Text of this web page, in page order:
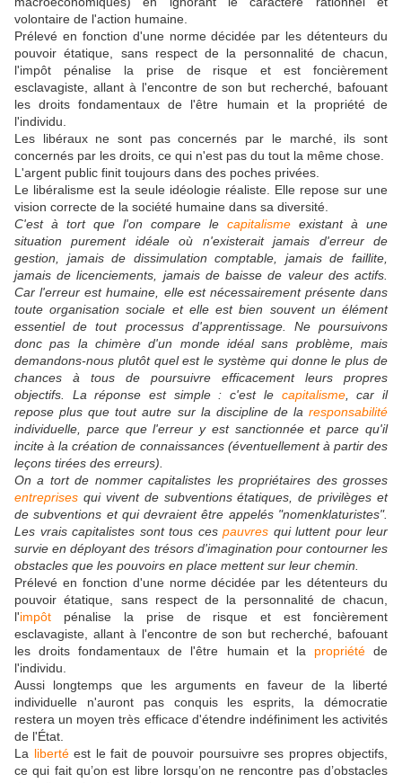
volontaire de l'action humaine.
Prélevé en fonction d'une norme décidée par les détenteurs du
pouvoir étatique, sans respect de la personnalité de chacun,
l'impôt pénalise la prise de risque et est foncièrement
esclavagiste, allant à l'encontre de son but recherché, bafouant
les droits fondamentaux de l'être humain et la propriété de
l'individu.
Les libéraux ne sont pas concernés par le marché, ils sont
concernés par les droits, ce qui n'est pas du tout la même chose.
L'argent public finit toujours dans des poches privées.
Le libéralisme est la seule idéologie réaliste. Elle repose sur une
vision correcte de la société humaine dans sa diversité.
C'est à tort que l'on compare le capitalisme existant à une
situation purement idéale où n'existerait jamais d'erreur de
gestion, jamais de dissimulation comptable, jamais de faillite,
jamais de licenciements, jamais de baisse de valeur des actifs.
Car l'erreur est humaine, elle est nécessairement présente dans
toute organisation sociale et elle est bien souvent un élément
essentiel de tout processus d'apprentissage. Ne poursuivons
donc pas la chimère d'un monde idéal sans problème, mais
demandons-nous plutôt quel est le système qui donne le plus de
chances à tous de poursuivre efficacement leurs propres
objectifs. La réponse est simple : c'est le capitalisme, car il
repose plus que tout autre ­sur la discipline de la responsabilité
individuelle, parce que l'erreur y est sanctionnée et parce qu'il
incite à la création de connaissances (éventuellement à partir des
leçons tirées des erreurs).
On a tort de nommer capitalistes les propriétaires des grosses
entreprises qui vivent de subventions étatiques, de privilèges et
de subventions et qui devraient être appelés "nomenklaturistes".
Les vrais capitalistes sont tous ces pauvres qui luttent pour leur
survie en déployant des trésors d'imagination pour contourner les
obstacles que les pouvoirs en place mettent sur leur chemin.
Prélevé en fonction d'une norme décidée par les détenteurs du
pouvoir étatique, sans respect de la personnalité de chacun,
l'impôt pénalise la prise de risque et est foncièrement
esclavagiste, allant à l'encontre de son but recherché, bafouant
les droits fondamentaux de l'être humain et la propriétéde
l'individu.
Aussi longtemps que les arguments en faveur de la liberté
individuelle n'auront pas conquis les esprits, la démocratie
restera un moyen très efficace d'étendre indéfiniment les activités
de l'État.
La libertéest le fait de pouvoir poursuivre ses propres objectifs,
ce qui fait qu’on est libre lorsqu’on ne rencontre pas d’obstacles